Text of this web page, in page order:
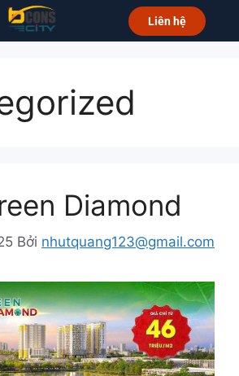
Liên hệ
Diamond
Bởi nhutquang123@gmail.com